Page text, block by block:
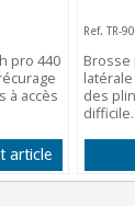
pro 440
à accès
article
Ref. TR-
Brosse
des
difficile.